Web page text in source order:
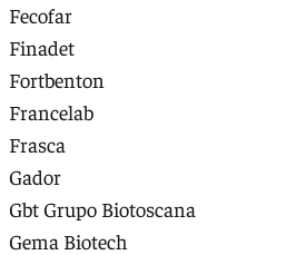
Fecofar
Finadet
Fortbenton
Francelab
Frasca
Gador
Gbt Grupo Biotoscana
Gema Biotech